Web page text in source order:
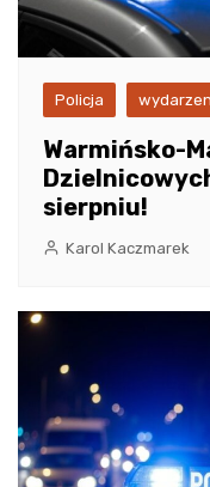
Policja
Warmińsko-
sierpniu!
Karol Kaczmarek